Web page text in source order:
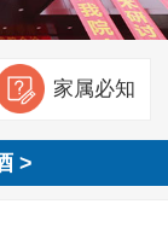
家属必知
>